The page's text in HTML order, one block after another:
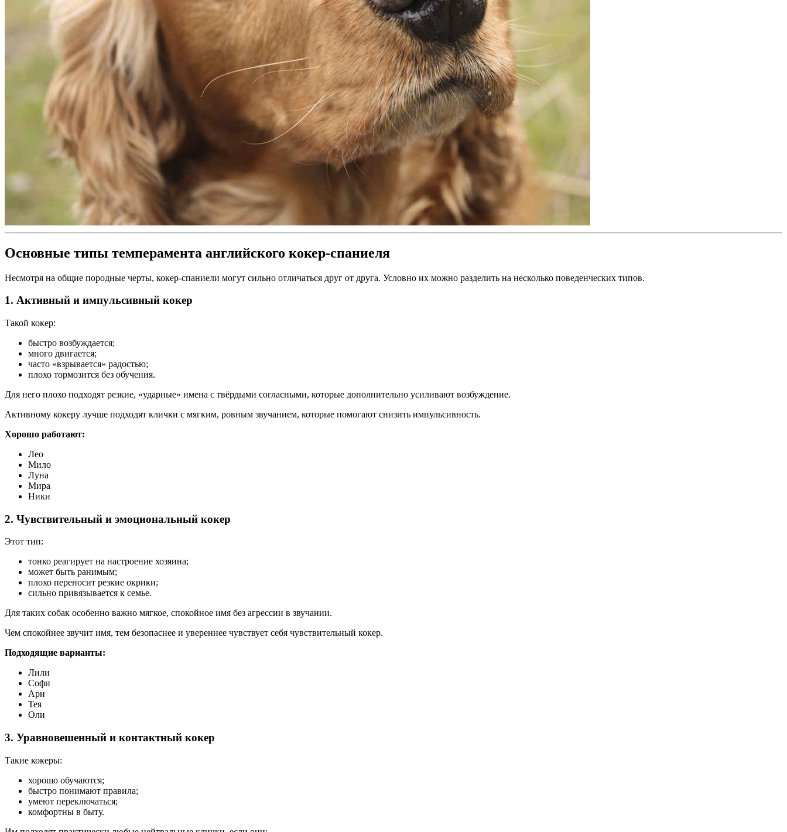
Основные типы темперамента английского кокер-спаниеля
Несмотря на общие породные черты, кокер-спаниели могут сильно отличаться друг от друга. Условно их можно разделить на несколько поведенческих типов.
1. Активный и импульсивный кокер
Такой кокер:
быстро возбуждается;
много двигается;
часто «взрывается» радостью;
плохо тормозится без обучения.
Для него плохо подходят резкие, «ударные» имена с твёрдыми согласными, которые дополнительно усиливают возбуждение.
Активному кокеру лучше подходят клички с мягким, ровным звучанием, которые помогают снизить импульсивность.
Хорошо работают:
Лео
Мило
Луна
Мира
Ники
2. Чувствительный и эмоциональный кокер
Этот тип:
тонко реагирует на настроение хозяина;
может быть ранимым;
плохо переносит резкие окрики;
сильно привязывается к семье.
Для таких собак особенно важно мягкое, спокойное имя без агрессии в звучании.
Чем спокойнее звучит имя, тем безопаснее и увереннее чувствует себя чувствительный кокер.
Подходящие варианты:
Лили
Софи
Ари
Тея
Оли
3. Уравновешенный и контактный кокер
Такие кокеры:
хорошо обучаются;
быстро понимают правила;
умеют переключаться;
комфортны в быту.